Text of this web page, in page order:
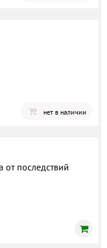
нет в наличии
последствий